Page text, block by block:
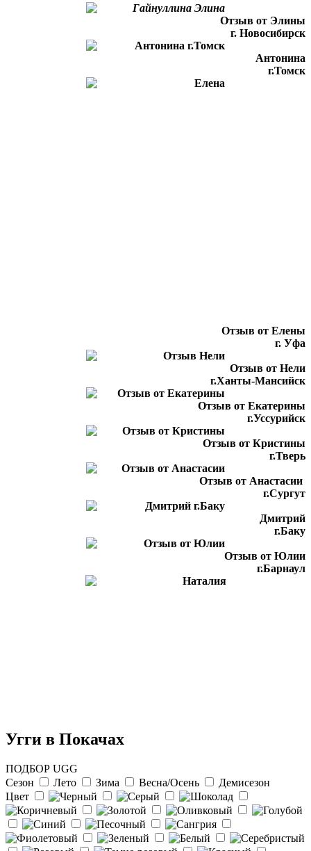
Отзыв от Элины
г. Новосибирск
Антонина
г.Томск
Отзыв от Елены
г. Уфа
Отзыв от Нели
г.Ханты-Мансийск
Отзыв от Екатерины
г.Уссурийск
Отзыв от Кристины
г.Тверь
Отзыв от Анастасии
г.Сургут
Дмитрий
г.Баку
Отзыв от Юлии
г.Барнаул
Отзыв от Натальи
г.Красноярск
Угги в Покачах
ПОДБОР UGG
Сезон
Лето Зима Весна/Осень
Демисезон
Цвет